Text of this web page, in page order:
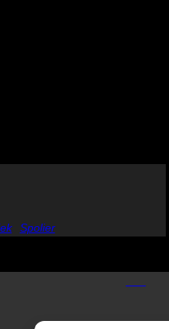
Spolier